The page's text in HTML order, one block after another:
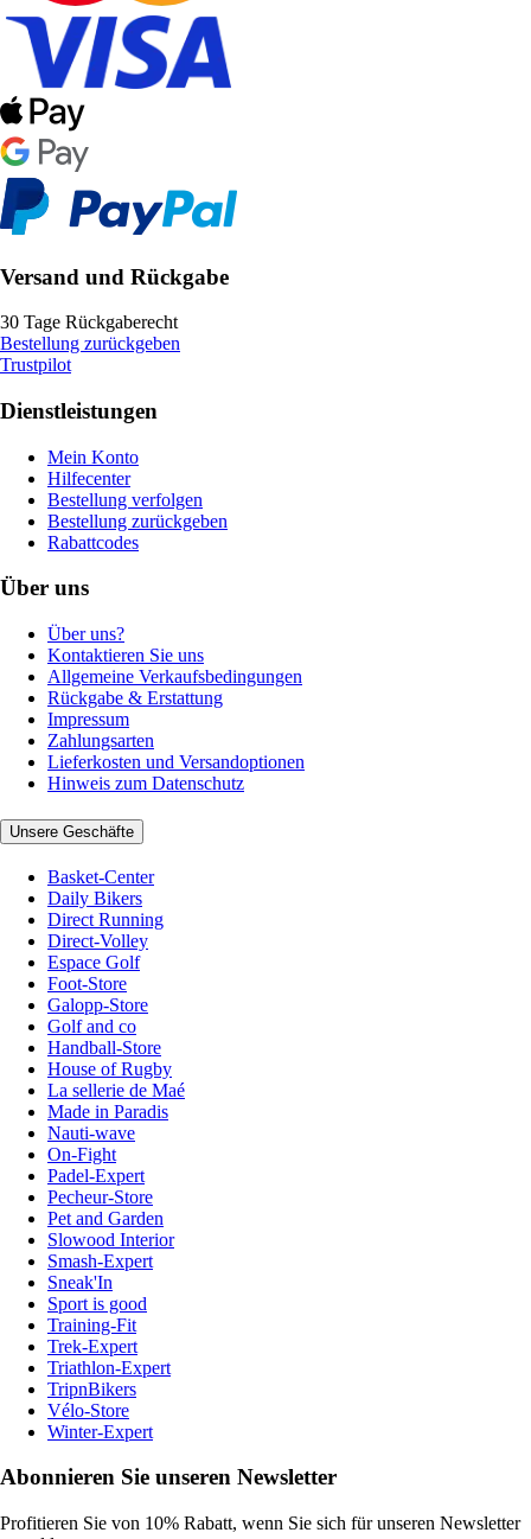
Versand und Rückgabe
30 Tage Rückgaberecht
Bestellung zurückgeben
Trustpilot
Dienstleistungen
Mein Konto
Hilfecenter
Bestellung verfolgen
Bestellung zurückgeben
Rabattcodes
Über uns
Über uns?
Kontaktieren Sie uns
Allgemeine Verkaufsbedingungen
Rückgabe & Erstattung
Impressum
Zahlungsarten
Lieferkosten und Versandoptionen
Hinweis zum Datenschutz
Unsere Geschäfte
Basket-Center
Daily Bikers
Direct Running
Direct-Volley
Espace Golf
Foot-Store
Galopp-Store
Golf and co
Handball-Store
House of Rugby
La sellerie de Maé
Made in Paradis
Nauti-wave
On-Fight
Padel-Expert
Pecheur-Store
Pet and Garden
Slowood Interior
Smash-Expert
Sneak'In
Sport is good
Training-Fit
Trek-Expert
Triathlon-Expert
TripnBikers
Vélo-Store
Winter-Expert
Abonnieren Sie unseren Newsletter
Profitieren Sie von 10% Rabatt, wenn Sie sich für unseren Newsletter